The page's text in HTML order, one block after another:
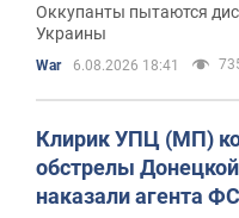
Оккупанты пытаются
Украины
War 6.08.2026 18:41
Клирик УПЦ (МП)
обстрелы
наказали агента